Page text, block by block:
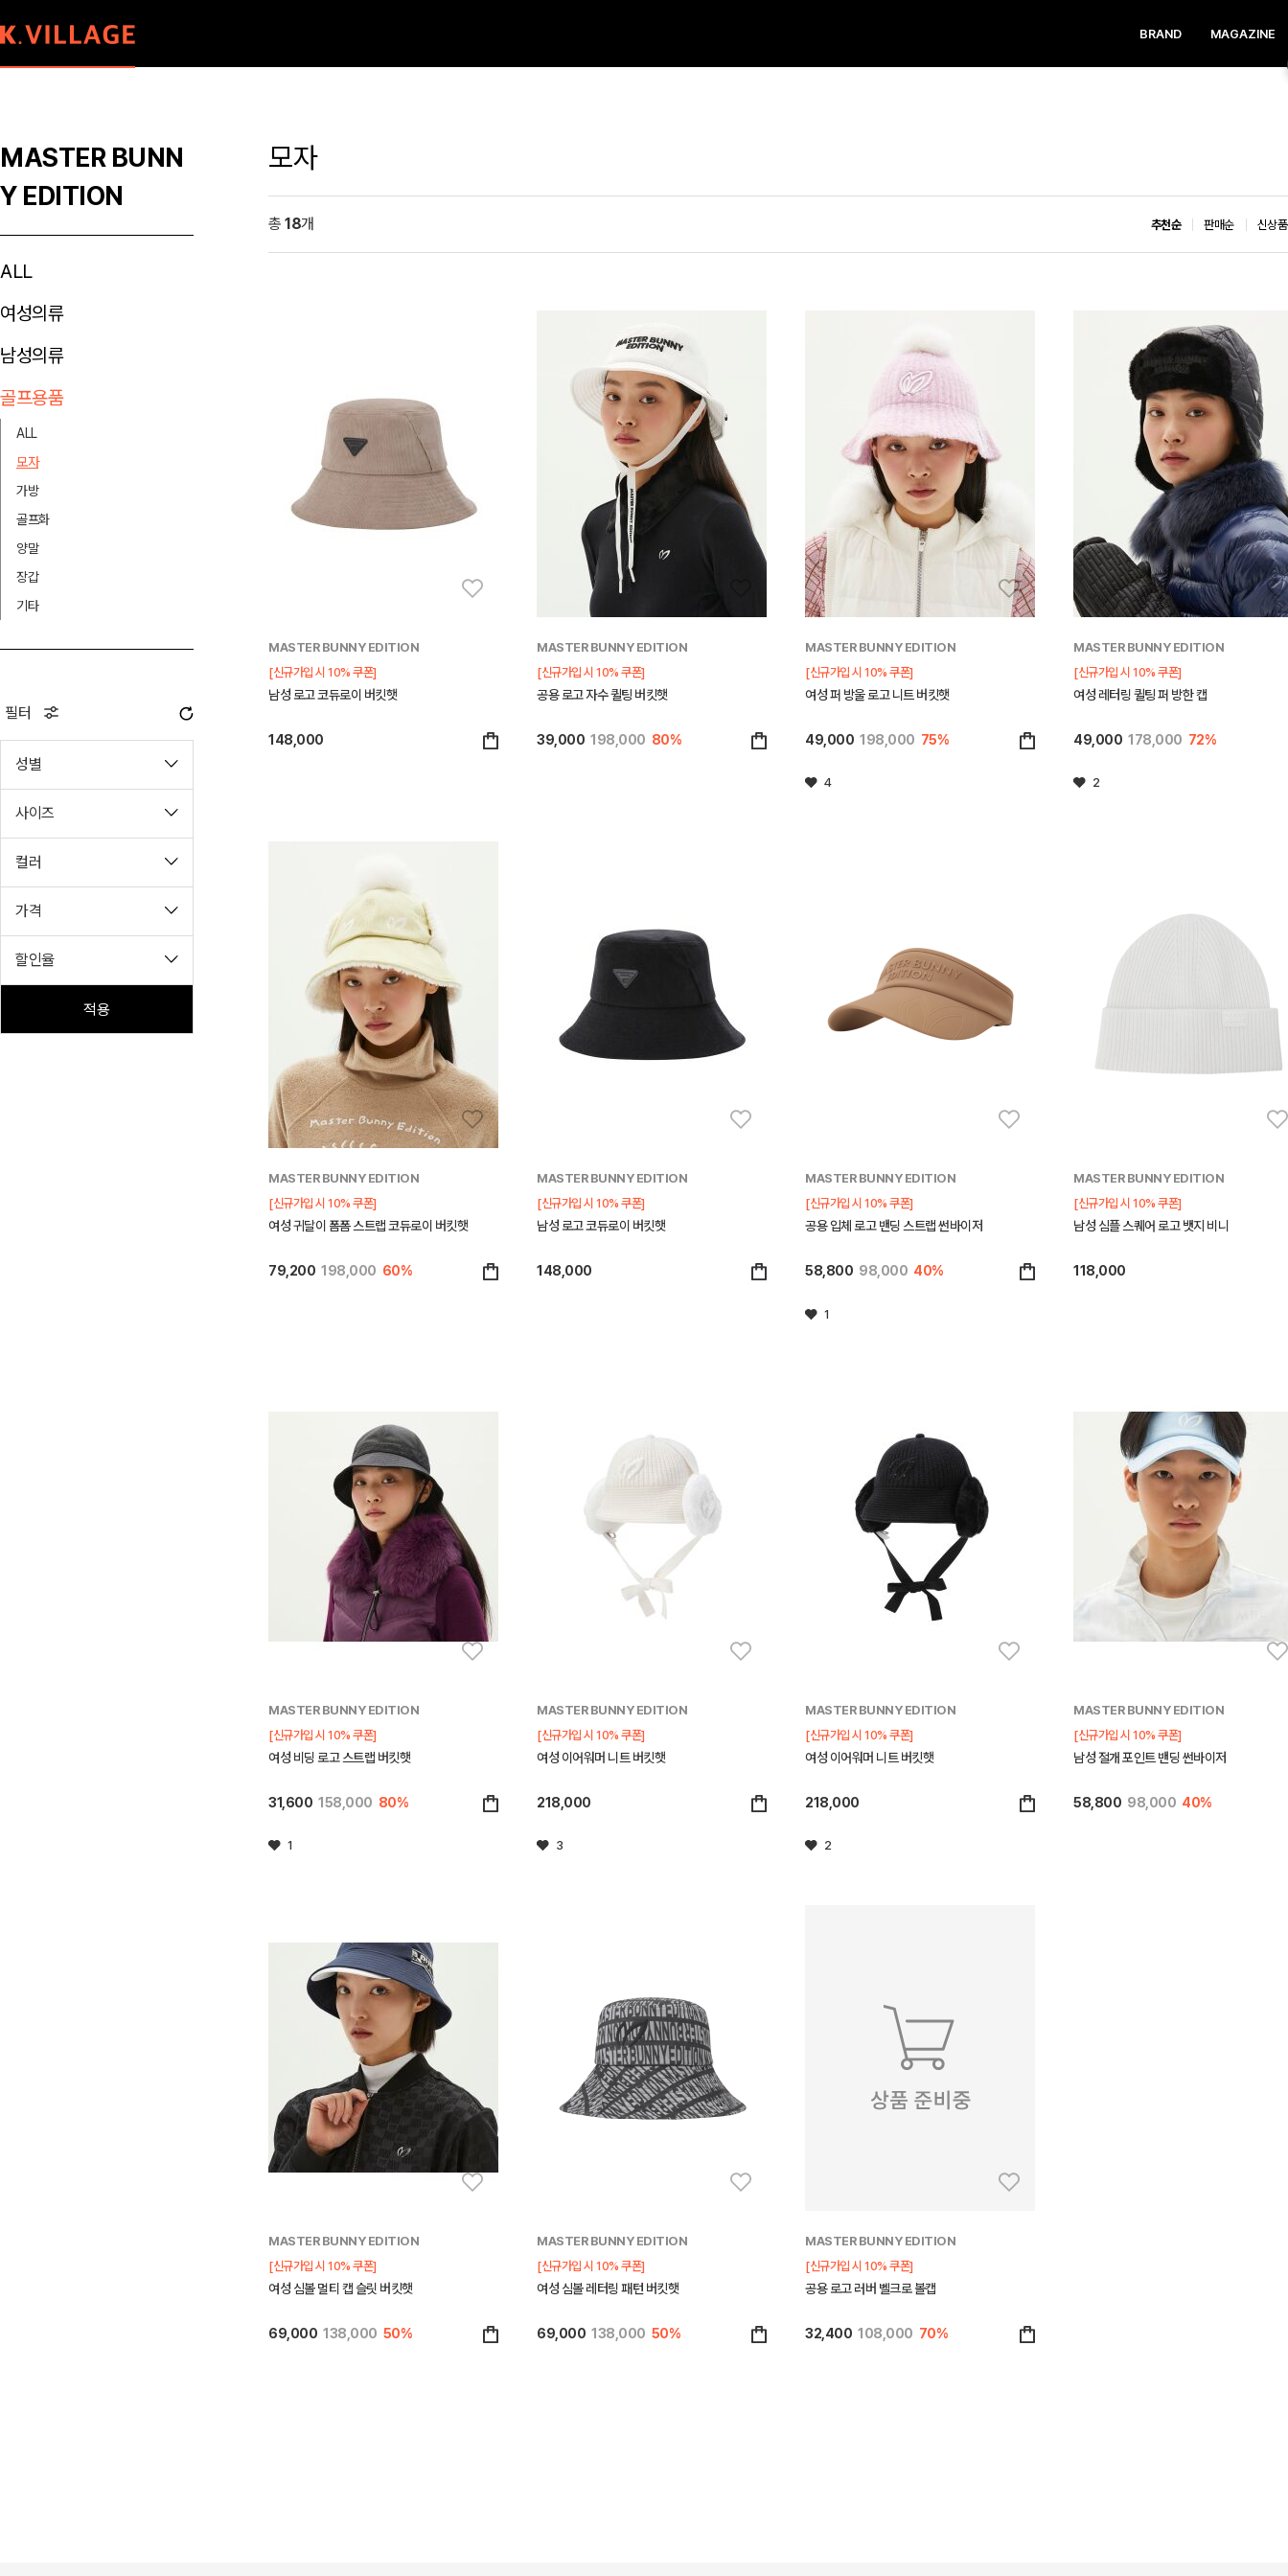
BRAND MAGAZINE
MASTER BUNN
Y EDITION
ALL
여성의류
남성의류
골프용품
ALL
모자
가방
골프화
양말
장갑
기타
필터
성별
사이즈
컬러
가격
할인율
적용
모자
총 18개 추천순 판매순 신상
MASTER BUNNY EDITION
[신규가입 시 10% 쿠폰]
남성 로고 코듀로이 버킷햇
148,000
MASTER BUNNY EDITION
[신규가입 시 10% 쿠폰]
공용 로고 자수 퀼팅 버킷햇
39,000 198,000 80%
MASTER BUNNY EDITION
[신규가입 시 10% 쿠폰]
여성 퍼 방울 로고 니트 버킷햇
49,000 198,000 75%
4
MASTER BUNNY EDITION
[신규가입 시 10% 쿠폰]
여성 레터링 퀼팅 퍼 방한 캡
49,000 178,000 72%
2
MASTER BUNNY EDITION
[신규가입 시 10% 쿠폰]
여성 귀달이 폼폼 스트랩 코듀로이 버킷햇
79,200 198,000 60%
MASTER BUNNY EDITION
[신규가입 시 10% 쿠폰]
남성 로고 코듀로이 버킷햇
148,000
MASTER BUNNY EDITION
[신규가입 시 10% 쿠폰]
공용 입체 로고 밴딩 스트랩 썬바이저
58,800 98,000 40%
1
MASTER BUNNY EDITION
[신규가입 시 10% 쿠폰]
남성 심플 스퀘어 로고 뱃지 비니
118,000
MASTER BUNNY EDITION
[신규가입 시 10% 쿠폰]
여성 비딩 로고 스트랩 버킷햇
31,600 158,000 80%
1
MASTER BUNNY EDITION
[신규가입 시 10% 쿠폰]
여성 이어워머 니트 버킷햇
218,000
3
MASTER BUNNY EDITION
[신규가입 시 10% 쿠폰]
여성 이어워머 니트 버킷햇
218,000
2
MASTER BUNNY EDITION
[신규가입 시 10% 쿠폰]
남성 절개 포인트 밴딩 썬바이저
58,800 98,000 40%
MASTER BUNNY EDITION
[신규가입 시 10% 쿠폰]
여성 심볼 멀티 캡 슬릿 버킷햇
69,000 138,000 50%
MASTER BUNNY EDITION
[신규가입 시 10% 쿠폰]
여성 심볼 레터링 패턴 버킷햇
69,000 138,000 50%
MASTER BUNNY EDITION
[신규가입 시 10% 쿠폰]
공용 로고 러버 벨크로 볼캡
32,400 108,000 70%